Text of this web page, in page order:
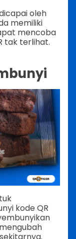
oleh
memiliki
mencoba
tak terlihat.
kode QR